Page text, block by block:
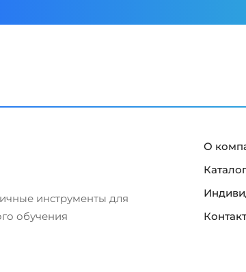
инструменты для
обучения
О
Каталог